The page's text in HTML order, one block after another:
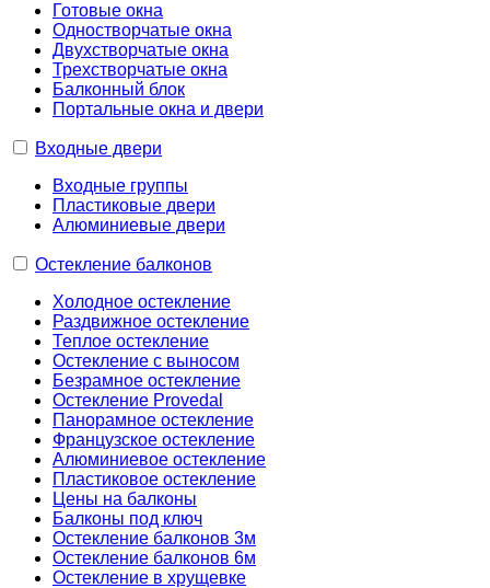
Готовые окна
Одностворчатые окна
Двухстворчатые окна
Трехстворчатые окна
Балконный блок
Портальные окна и двери
Входные двери
Входные группы
Пластиковые двери
Алюминиевые двери
Остекление балконов
Холодное остекление
Раздвижное остекление
Теплое остекление
Остекление с выносом
Безрамное остекление
Остекление Provedal
Панорамное остекление
Французское остекление
Алюминиевое остекление
Пластиковое остекление
Цены на балконы
Балконы под ключ
Остекление балконов 3м
Остекление балконов 6м
Остекление в хрущевке